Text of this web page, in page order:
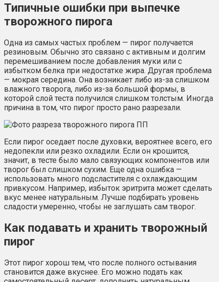
Типичные ошибки при выпечке
творожного пирога
Одна из самых частых проблем — пирог получается
резиновым. Обычно это связано с активным и долгим
перемешиванием после добавления муки или с
избытком белка при недостатке жира. Другая проблема
— мокрая середина. Она возникает либо из-за слишком
влажного творога, либо из-за большой формы, в
которой слой теста получился слишком толстым. Иногда
причина в том, что пирог просто рано разрезали.
Если пирог оседает после духовки, вероятнее всего, его
недопекли или резко охладили. Если он крошится,
значит, в тесте было мало связующих компонентов или
творог был слишком сухим. Еще одна ошибка —
использовать много подсластителя с охлаждающим
привкусом. Например, избыток эритрита может сделать
вкус менее натуральным. Лучше подбирать уровень
сладости умеренно, чтобы не заглушать сам творог.
Как подавать и хранить творожный
пирог
Этот пирог хорош тем, что после полного остывания
становится даже вкуснее. Его можно подать как